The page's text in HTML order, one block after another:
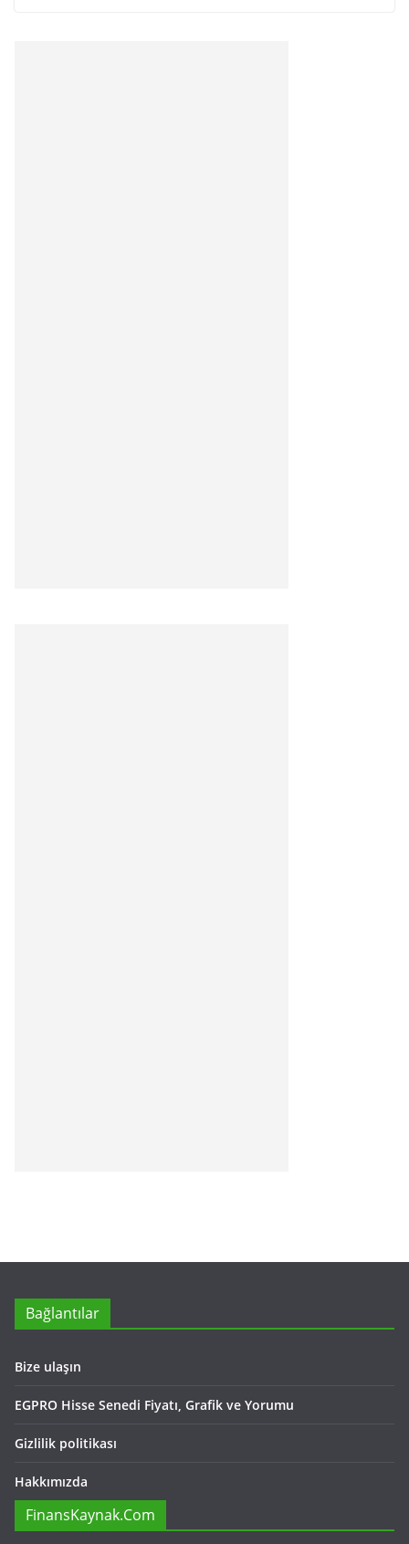
Bağlantılar
Bize ulaşın
EGPRO Hisse Senedi Fiyatı, Grafik ve Yorumu
Gizlilik politikası
Hakkımızda
FinansKaynak.Com